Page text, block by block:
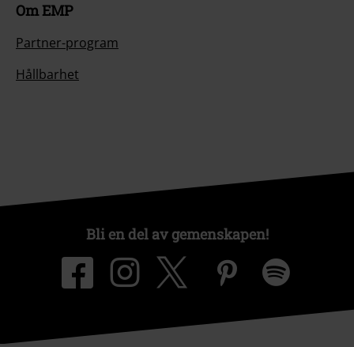
Om EMP
Partner-program
Hållbarhet
Bli en del av gemenskapen!